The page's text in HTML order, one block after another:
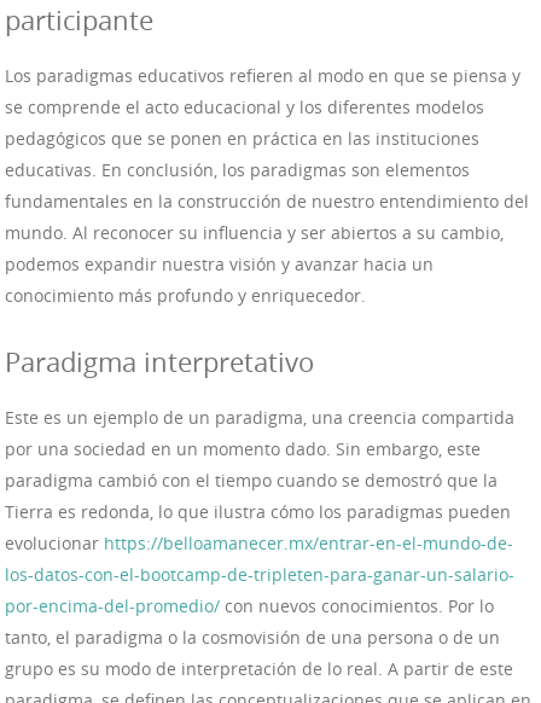
participante
Los paradigmas educativos refieren al modo en que se piensa y
se comprende el acto educacional y los diferentes modelos
pedagógicos que se ponen en práctica en las instituciones
educativas. En conclusión, los paradigmas son elementos
fundamentales en la construcción de nuestro entendimiento del
mundo. Al reconocer su influencia y ser abiertos a su cambio,
podemos expandir nuestra visión y avanzar hacia un
conocimiento más profundo y enriquecedor.
Paradigma interpretativo
Este es un ejemplo de un paradigma, una creencia compartida
por una sociedad en un momento dado. Sin embargo, este
paradigma cambió con el tiempo cuando se demostró que la
Tierra es redonda, lo que ilustra cómo los paradigmas pueden
evolucionar https://belloamanecer.mx/entrar-en-el-mundo-de-
los-datos-con-el-bootcamp-de-tripleten-para-ganar-un-salario-
por-encima-del-promedio/ con nuevos conocimientos. Por lo
tanto, el paradigma o la cosmovisión de una persona o de un
grupo es su modo de interpretación de lo real. A partir de este